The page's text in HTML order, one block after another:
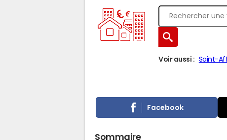
Voir aussi : Saint-
Facebook
Sommaire